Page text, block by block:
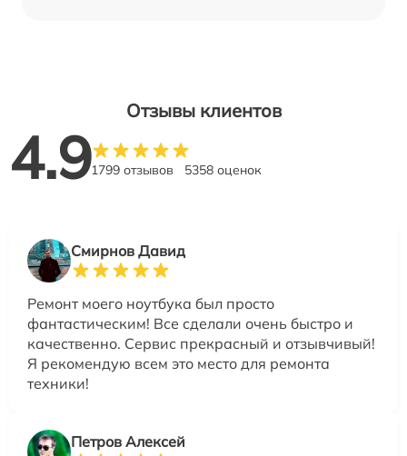
Отзывы клиентов
4.91799 отзывов 5358 оценок
Смирнов Давид
Ремонт моего ноутбука был просто
фантастическим! Все сделали очень быстро и
качественно. Сервис прекрасный и отзывчивый!
Я рекомендую всем это место для ремонта
техники!
Петров Алексей